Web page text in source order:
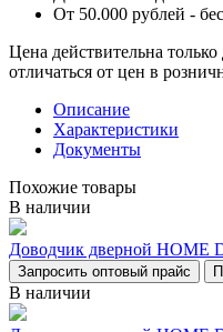
От 50.000 рублей -
Цена действительна
отличаться от цен в
Описание
Характеристики
Документы
Похожие товары
В наличии
Доводчик дверной НОМЕ
Запросить оптовый прайс
В наличии